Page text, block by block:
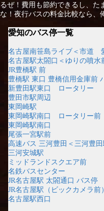
るぜ！費用も節約できるし、た
な！夜行バスの料金比較なら、
愛知のバス停一覧
名古屋南笹島ライブ＜市道
名古屋駅太閤口＜ゆりの噴水
JR豊橋駅 前
豊橋駅 東口 豊橋信用金庫前
新豊田駅東口 ロータリー
豊田市駅周辺
東岡崎駅
東岡崎駅南口 ロータリー前
東岡崎駅南口
尾張一宮駅前
高速バス 三河豊田＜三河豊田
三河安城駅
ミッドランドスクエア前
名鉄バスセンター
JR名古屋駅 太閤通口 バス停
JR名古屋駅（ビックカメラ前）
名古屋駅西口